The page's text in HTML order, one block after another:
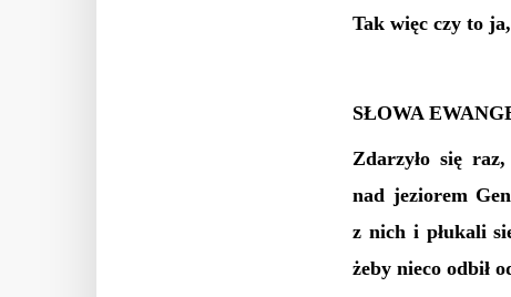
Tak więc czy to
SŁOWA
Zdarzyło się
nad jeziorem
z nich i płukali
żeby nieco odbił